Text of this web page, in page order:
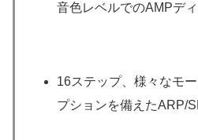
音色レベルでのAMPデ
16ステップ、様々なモ
プションを備えたARP/